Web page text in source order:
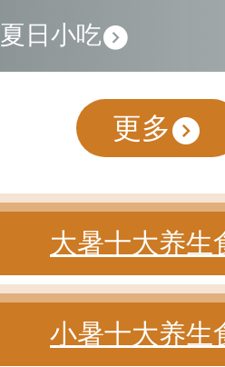
夏日小吃
更多
大暑十大养生
小暑十大养生